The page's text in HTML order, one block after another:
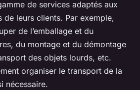
de services adaptés aux
de leurs clients. Par exemple,
de l’emballage et du
du montage et du démontage
des objets lourds, etc.
organiser le transport de la
nécessaire.